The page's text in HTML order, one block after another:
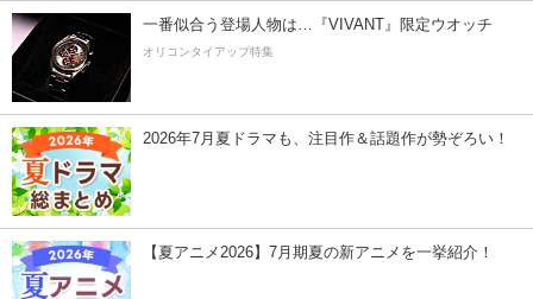
一番似合う登場人物は…『VIVANT』限定ウオッチ
オリコンタイアップ特集
2026年7月夏ドラマも、注目作＆話題作が勢ぞろい！
【夏アニメ2026】7月期夏の新アニメを一挙紹介！